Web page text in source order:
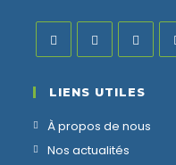
LIENS UTILES
À propos de nous
Nos actualités